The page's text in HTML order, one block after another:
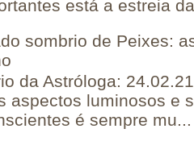
está a estreia
sombrio de Peixes:
da Astróloga:
aspectos luminosos e
é sempre mu...